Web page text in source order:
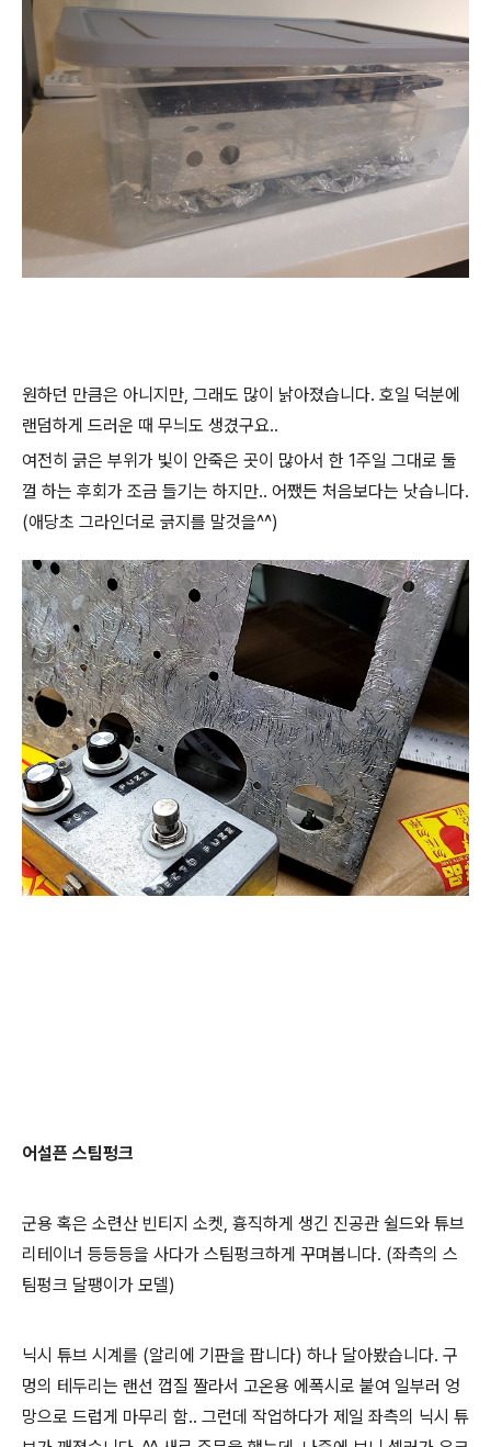
원하던 만큼은 아니지만, 그래도 많이 낡아졌습니다. 호일 덕분에
랜덤하게 드러운 때 무늬도 생겼구요..
여전히 긁은 부위가 빛이 안죽은 곳이 많아서 한 1주일 그대로 둘
껄 하는 후회가 조금 들기는 하지만.. 어쨌든 처음보다는 낫습니다.
(애당초 그라인더로 긁지를 말것을^^)
어설픈 스팀펑크
군용 혹은 소련산 빈티지 소켓, 흉직하게 생긴 진공관 쉴드와 튜브
리테이너 등등등을 사다가 스팀펑크하게 꾸며봅니다. (좌측의 스
팀펑크 달팽이가 모델)
닉시 튜브 시계를 (알리에 기판을 팝니다) 하나 달아봤습니다. 구
멍의 테두리는 랜선 껍질 짤라서 고온용 에폭시로 붙여 일부러 엉
망으로 드럽게 마무리 함.. 그런데 작업하다가 제일 좌측의 닉시 튜